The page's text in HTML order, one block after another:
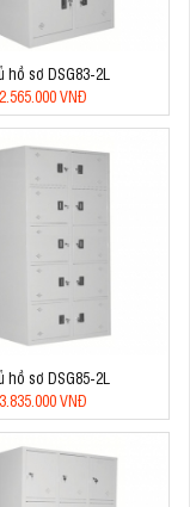
hồ sơ DSG83-2L
2.565.000 VNĐ
hồ sơ DSG85-2L
3.835.000 VNĐ